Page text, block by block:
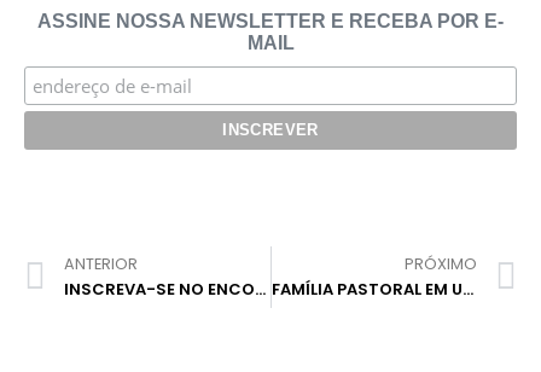
ASSINE NOSSA NEWSLETTER E RECEBA POR E-
MAIL
ANTERIOR
INSCREVA-SE NO ENCONTRO REGIONAL ON-LINE DE FAMÍLIAS PASTORAIS
PRÓXIMO
FAMÍLIA PASTORAL EM UMA GRANDE VIAGEM